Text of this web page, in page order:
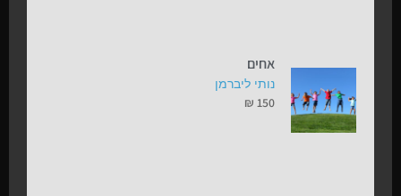
אחים
נותי ליברמן
₪ 150